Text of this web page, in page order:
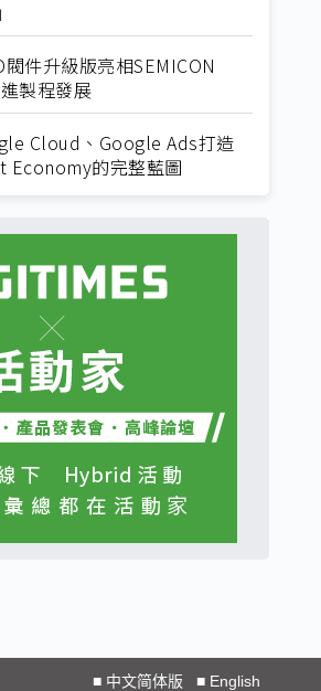
件升級版亮相SEMICON
製程發展
Cloud、Google Ads打造
Economy的完整藍圖
■ 中文简体版 ■ English